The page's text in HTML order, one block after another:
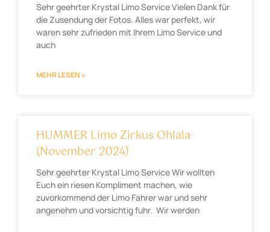
Sehr geehrter Krystal Limo Service Vielen Dank für
die Zusendung der Fotos. Alles war perfekt, wir
waren sehr zufrieden mit Ihrem Limo Service und
auch
MEHR LESEN »
HUMMER Limo Zirkus Ohlala
(November 2024)
Sehr geehrter Krystal Limo Service Wir wollten
Euch ein riesen Kompliment machen, wie
zuvorkommend der Limo Fahrer war und sehr
angenehm und vorsichtig fuhr. Wir werden